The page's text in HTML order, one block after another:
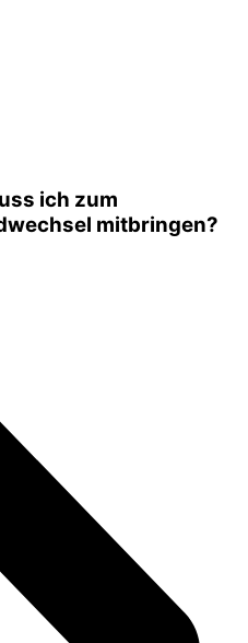
ich zum
mitbringen?